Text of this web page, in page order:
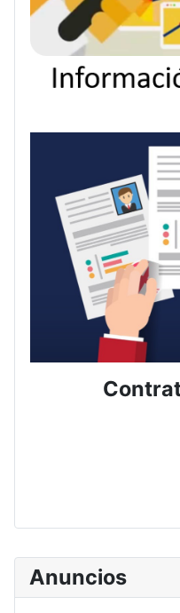
Anuncios